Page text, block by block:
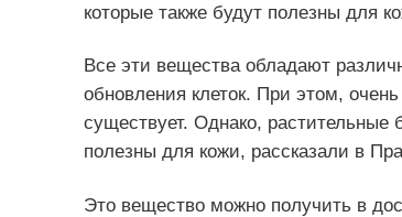
которые также будут полезны для
Все эти вещества обладают
обновления клеток. При этом,
существует. Однако,
полезны для кожи, рассказали в
Это вещество можно получить в